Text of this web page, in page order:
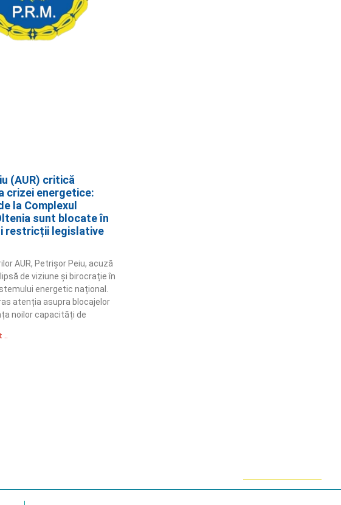
(AUR) critică
crizei energetice:
la Complexul
sunt blocate în
restricții legislative
AUR, Petrișor Peiu, acuză
de viziune și birocrație în
energetic național.
atenția asupra blocajelor
noilor capacități de
..